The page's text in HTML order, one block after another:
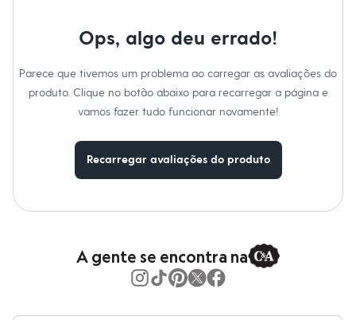
Dia dos Pais
Novidades
Roupas
Bermudas
Camisetas e Regatas
Casacos e Jaquetas
Acessórios
Bolsas e Mochilas
Botas
Cuidados com a peca:
Não alvejar.
Secar em secadora.
Secar na vertical.
Passar em temperatura mínima.
Não limpar a úmido.
Ops, algo deu errado!
Parece que tivemos um problema ao carregar as avaliações do
produto. Clique no botão abaixo para recarregar a página e
vamos fazer tudo funcionar novamente!
Recarregar avaliações do produto
A gente se encontra na